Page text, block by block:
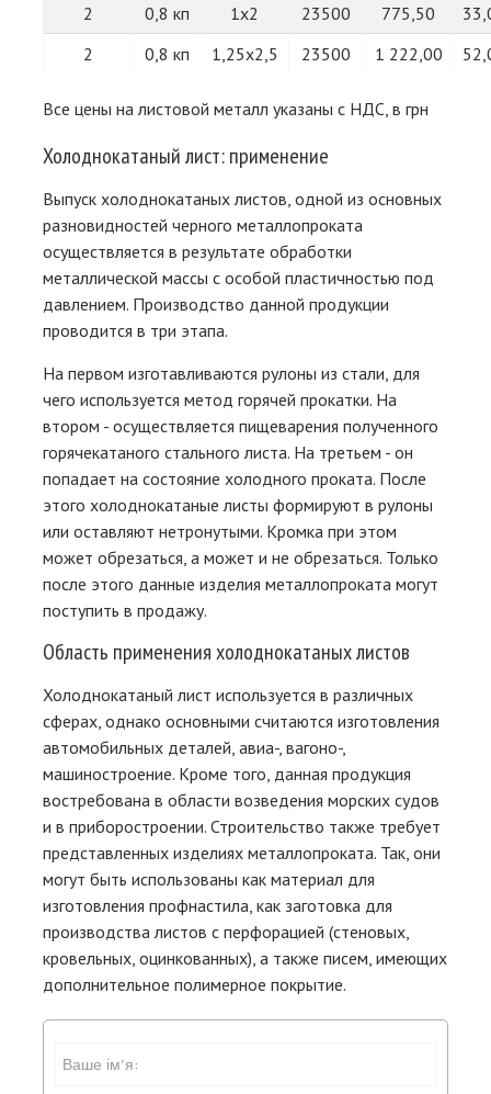
2
0,8 кп 1х2 23500 775,50
2
0,8 кп 1,25х2,5 23500 1 222,00
Все цены на листовой металл указаны с НДС, в грн
Холоднокатаный лист: применение
Выпуск холоднокатаных листов, одной из основных
разновидностей черного металлопроката
осуществляется в результате обработки
металлической массы с особой пластичностью под
давлением. Производство данной продукции
проводится в три этапа.
На первом изготавливаются рулоны из стали, для
чего используется метод горячей прокатки. На
втором - осуществляется пищеварения полученного
горячекатаного стального листа. На третьем - он
попадает на состояние холодного проката. После
этого холоднокатаные листы формируют в рулоны
или оставляют нетронутыми. Кромка при этом
может обрезаться, а может и не обрезаться. Только
после этого данные изделия металлопроката могут
поступить в продажу.
Область применения холоднокатаных листов
Холоднокатаный лист используется в различных
сферах, однако основными считаются изготовления
автомобильных деталей, авиа-, вагоно-,
машиностроение. Кроме того, данная продукция
востребована в области возведения морских судов
и в приборостроении. Строительство также требует
представленных изделиях металлопроката. Так, они
могут быть использованы как материал для
изготовления профнастила, как заготовка для
производства листов с перфорацией (стеновых,
кровельных, оцинкованных), а также писем, имеющих
дополнительное полимерное покрытие.